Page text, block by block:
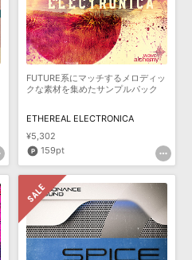
FUTURE系にマッチするメロディッ
クな素材を集めたサンプルパック
ETHEREAL ELECTRONICA
¥5,302
159pt